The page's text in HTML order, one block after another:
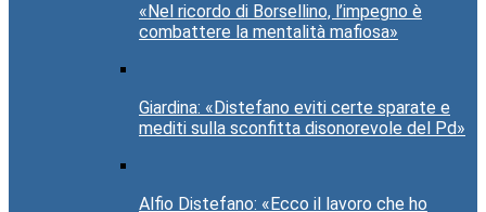
«Nel ricordo di Borsellino, l’impegno è
combattere la mentalità mafiosa»
Giardina: «Distefano eviti certe sparate e
mediti sulla sconfitta disonorevole del Pd»
Alfio Distefano: «Ecco il lavoro che ho